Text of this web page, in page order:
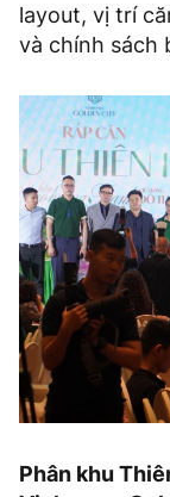
layout, vị trí
và chính sách
Phân khu